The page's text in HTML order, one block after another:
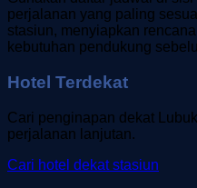
perjalanan yang paling
stasiun, menyiapkan
kebutuhan pendukung
Hotel Terdekat
Cari penginapan dekat
perjalanan lanjutan.
Cari hotel dekat stasiun